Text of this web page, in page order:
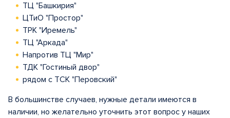
ТЦ "Башкирия"
ЦТиО "Простор"
ТРК "Иремель"
ТЦ "Аркада"
Напротив ТЦ "Мир"
ТДК "Гостиный двор"
рядом с ТСК "Перовский"
В большинстве случаев, нужные детали имеются в
наличии, но желательно уточнить этот вопрос у наших